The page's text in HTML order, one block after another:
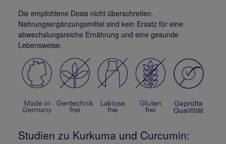
Die empfohlene Dosis nicht überschreiten.
Nahrungsergänzungsmittel sind kein Ersatz für eine
abwechslungsreiche Ernährung und eine gesunde
Lebensweise.
Studien zu Kurkuma und Curcumin: